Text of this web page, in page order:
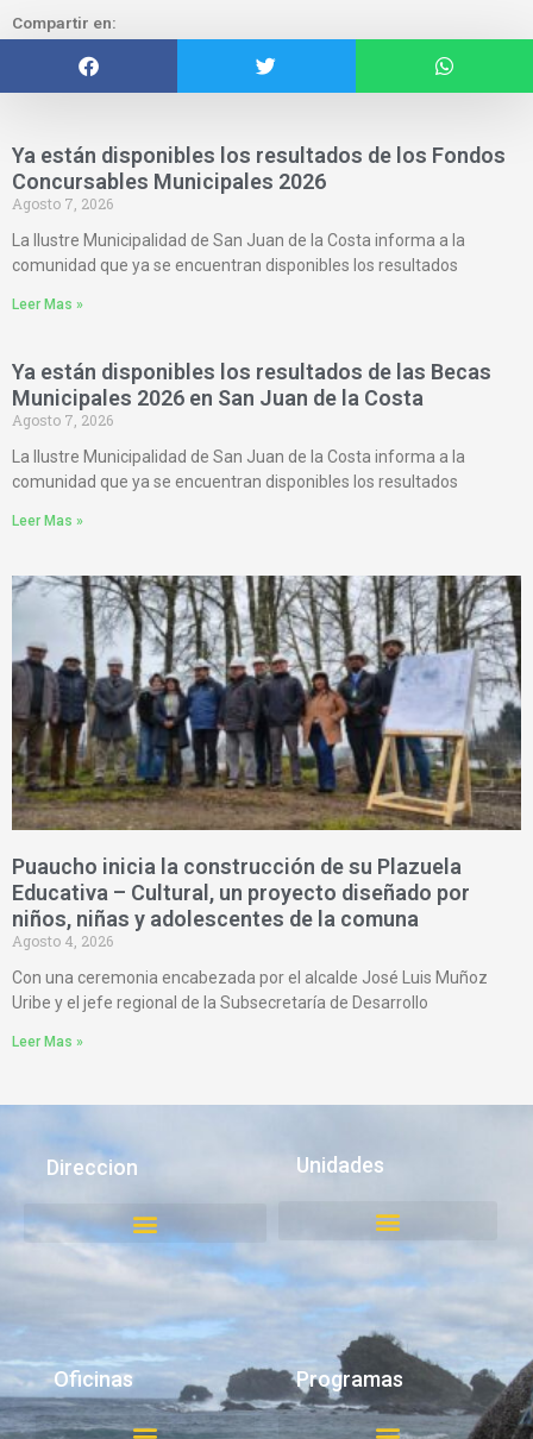
Compartir en:
Ya están disponibles los resultados de los Fondos
Concursables Municipales 2026
Agosto 7, 2026
La Ilustre Municipalidad de San Juan de la Costa informa a la
comunidad que ya se encuentran disponibles los resultados
Leer Mas »
Ya están disponibles los resultados de las Becas
Municipales 2026 en San Juan de la Costa
Agosto 7, 2026
La Ilustre Municipalidad de San Juan de la Costa informa a la
comunidad que ya se encuentran disponibles los resultados
Leer Mas »
Puaucho inicia la construcción de su Plazuela
Educativa – Cultural, un proyecto diseñado por
niños, niñas y adolescentes de la comuna
Agosto 4, 2026
Con una ceremonia encabezada por el alcalde José Luis Muñoz
Uribe y el jefe regional de la Subsecretaría de Desarrollo
Leer Mas »
Direccion Unidades
Oficinas Programas